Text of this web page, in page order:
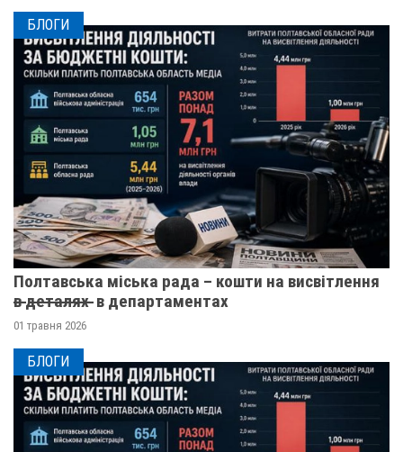
БЛОГИ
Полтавська міська рада – кошти на висвітлення
в̶ ̶д̶е̶т̶а̶л̶я̶х̶ ̶ в департаментах
01 травня 2026
БЛОГИ